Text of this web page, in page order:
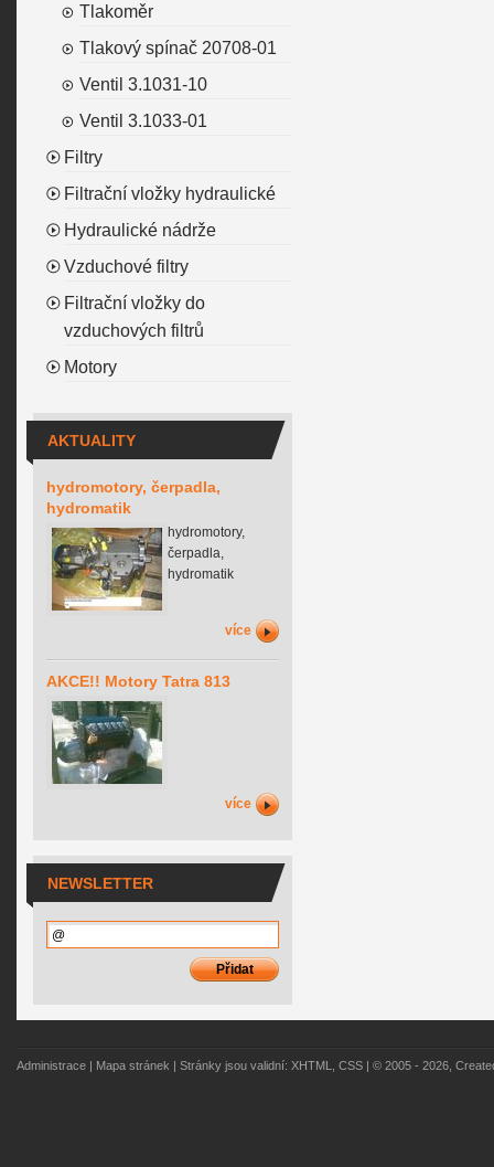
Tlakoměr
Tlakový spínač 20708-01
Ventil 3.1031-10
Ventil 3.1033-01
Filtry
Filtrační vložky hydraulické
Hydraulické nádrže
Vzduchové filtry
Filtrační vložky do
vzduchových filtrů
Motory
AKTUALITY
hydromotory, čerpadla,
hydromatik
hydromotory,
čerpadla,
hydromatik
více
AKCE!! Motory Tatra 813
více
NEWSLETTER
Administrace Mapa stránek | Stránky jsou validní: XHTML, CSS | © 2005 - 2026,